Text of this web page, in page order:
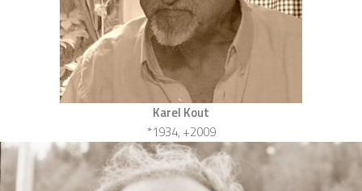
Karel Kout
*1934, +2009